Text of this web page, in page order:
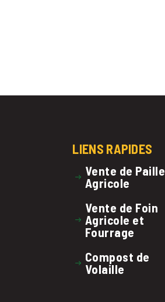
LIENS RAPIDES
Vente de Paille
Agricole
Vente de Foin
Agricole et
Fourrage
Compost de
Volaille